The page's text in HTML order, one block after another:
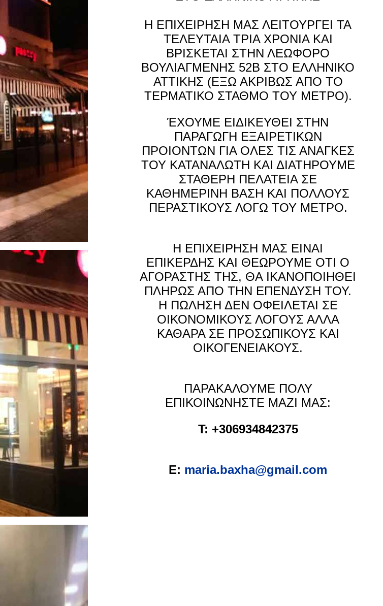
Η ΕΠΙΧΕΙΡΗΣΗ ΜΑΣ ΛΕΙΤΟΥΡΓΕΙ ΤΑ
ΤΕΛΕΥΤΑΙΑ ΤΡΙΑ ΧΡΟΝΙΑ ΚΑΙ
ΒΡΙΣΚΕΤΑΙ ΣΤΗΝ ΛΕΩΦΟΡΟ
ΒΟΥΛΙΑΓΜΕΝΗΣ 52Β ΣΤΟ ΕΛΛΗΝΙΚΟ
ΑΤΤΙΚΗΣ (ΕΞΩ ΑΚΡΙΒΩΣ ΑΠΟ ΤΟ
ΤΕΡΜΑΤΙΚΟ ΣΤΑΘΜΟ ΤΟΥ ΜΕΤΡΟ).
ΈΧΟΥΜΕ ΕΙΔΙΚΕΥΘΕΙ ΣΤΗΝ
ΠΑΡΑΓΩΓΗ ΕΞΑΙΡΕΤΙΚΩΝ
ΠΡΟΙΟΝΤΩΝ ΓΙΑ ΟΛΕΣ ΤΙΣ ΑΝΑΓΚΕΣ
ΤΟΥ ΚΑΤΑΝΑΛΩΤΗ ΚΑΙ ΔΙΑΤΗΡΟΥΜΕ
ΣΤΑΘΕΡΗ ΠΕΛΑΤΕΙΑ ΣΕ
ΚΑΘΗΜΕΡΙΝΗ ΒΑΣΗ ΚΑΙ ΠΟΛΛΟΥΣ
ΠΕΡΑΣΤΙΚΟΥΣ ΛΟΓΩ ΤΟΥ ΜΕΤΡΟ.
Η ΕΠΙΧΕΙΡΗΣΗ ΜΑΣ ΕΙΝΑΙ
ΕΠΙΚΕΡΔΗΣ ΚΑΙ ΘΕΩΡΟΥΜΕ ΟΤΙ Ο
ΑΓΟΡΑΣΤΗΣ ΤΗΣ, ΘΑ ΙΚΑΝΟΠΟΙΗΘΕΙ
ΠΛΗΡΩΣ ΑΠΟ ΤΗΝ ΕΠΕΝΔΥΣΗ ΤΟΥ.
Η ΠΩΛΗΣΗ ΔΕΝ ΟΦΕΙΛΕΤΑΙ ΣΕ
ΟΙΚΟΝΟΜΙΚΟΥΣ ΛΟΓΟΥΣ ΑΛΛΑ
ΚΑΘΑΡΑ ΣΕ ΠΡΟΣΩΠΙΚΟΥΣ ΚΑΙ
ΟΙΚΟΓΕΝΕΙΑΚΟΥΣ.
ΠΑΡΑΚΑΛΟΥΜΕ ΠΟΛΥ
ΕΠΙΚΟΙΝΩΝΗΣΤΕ ΜΑΖΙ ΜΑΣ:
T: +306934842375
E: maria.baxha@gmail.com